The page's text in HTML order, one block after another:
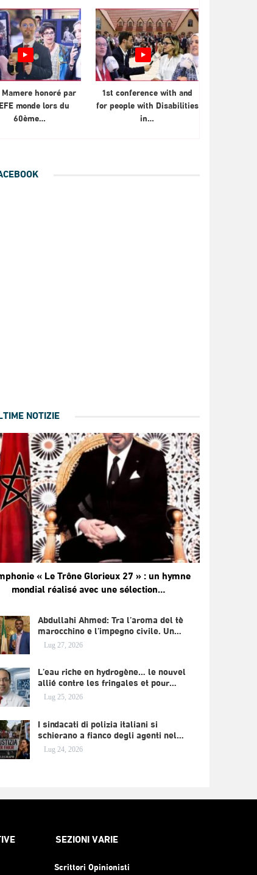
honoré par
monde lors du
60ème…
1st conference with and
for people with Disabilities
in…
NOTIZIE
« Le Trône Glorieux 27 » : un hymne
mondial réalisé avec une sélection…
Abdullahi Ahmed: Tra l’aroma del tè
marocchino e l’impegno civile. Un…
Lug 27, 2026
L’eau riche en hydrogène… le nouvel
allié contre les fringales et pour…
Lug 25, 2026
I sindacati di polizia italiani si
schierano a fianco degli agenti nel…
Lug 24, 2026
SEZIONI VARIE
Scrittori Opinionisti